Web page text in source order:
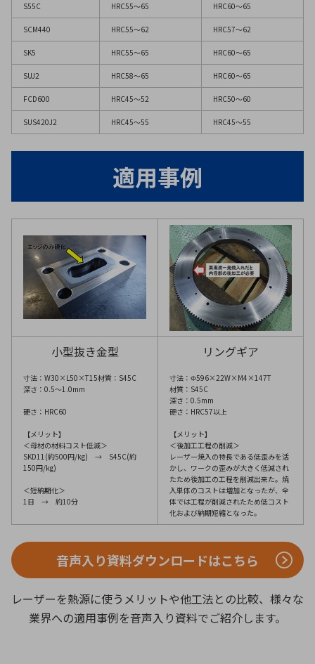
S55C HRC55～65 HRC60～65
SCM440 HRC55～62 HRC57～62
SK5 HRC55～65 HRC60～65
SUJ2 HRC58～65 HRC60～65
FCD600 HRC45～52 HRC50～60
SUS420J2 HRC45～55 HRC45～55
適用事例
小型抜き金型
寸法：W30×L50×T15材質：S45C
深さ：0.5～1.0mm
硬さ：HRC60
【メリット】
＜母材の材料コスト低減＞
SKD11(約500円/kg) → S45C(約
150円/kg)
＜短納期化＞
1日 → 約10分
リングギア
寸法：Φ596×22W×M4×147T
材質：S45C
深さ：0.5mm
硬さ：HRC57以上
【メリット】
＜後加工工程の削減＞
レーザー焼入の特長である低歪みを活
かし、ワークの歪みが大きく低減され
たため後加工の工程を削減出来た。焼
入単体のコストは増加となったが、全
体では工程が削減されたため低コスト
化および納期短縮となった。
音声入り資料ダウンロードはこちら
レーザーを熱源に使うメリットや他工法との比較、様々な
業界への適用事例を音声入り資料でご紹介します。